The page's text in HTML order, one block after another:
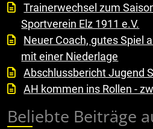
Trainerwechsel zum
Sportverein Elz 1911 e.V.
Neuer Coach, gutes Spiel
mit einer Niederlage
Abschlussbericht Jugend
AH kommen ins Rollen -
Beliebte Beiträge